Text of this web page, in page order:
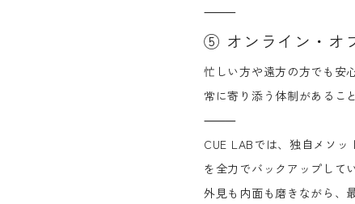
⸻
⑤ オンライン・オ
忙しい方や遠方の方でも安
常に寄り添う体制があるこ
⸻
CUE LABでは、 独自メソッ
を全力でバックアップして
外見も内面も磨きながら、